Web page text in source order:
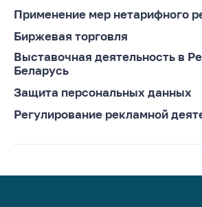
жизнь
Идеологическая
работа
геральдические
символы
Применение мер нетарифного
Биржевая торговля
Выставочная деятельность в
Беларусь
Защита персональных данных
Регулирование рекламной